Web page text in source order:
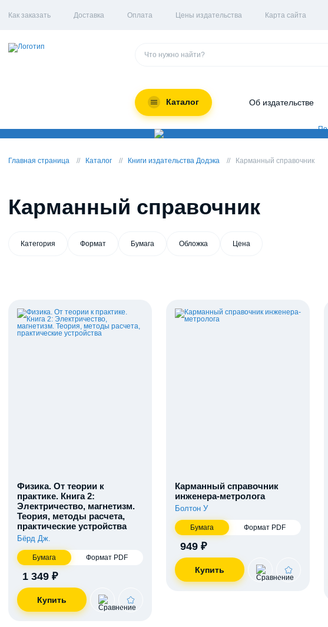
Как заказать Доставка Оплата Цены издательства Карта сайта
Каталог Об издательстве
Главная страница Каталог Книги издательства Додэка Карманный справочник
Карманный справочник
Категория Формат Бумага Обложка Цена
Физика. От теории к
практике. Книга 2:
Электричество, магнетизм.
Теория, методы расчета,
практические устройства
Бёрд Дж.
Бумага Формат PDF
1 349 ₽
Карманный справочник
инженера-метролога
Болтон У
Бумага Формат PDF
949 ₽